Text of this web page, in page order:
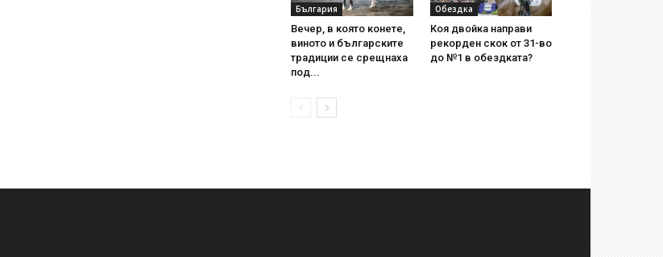
България
Вечер, в която конете,
виното и българските
традиции се срещнаха
под...
Обездка
Коя двойка направи
рекорден скок от 31-во
до №1 в обездката?